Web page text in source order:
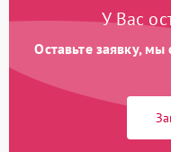
У Вас
Оставьте заявку,